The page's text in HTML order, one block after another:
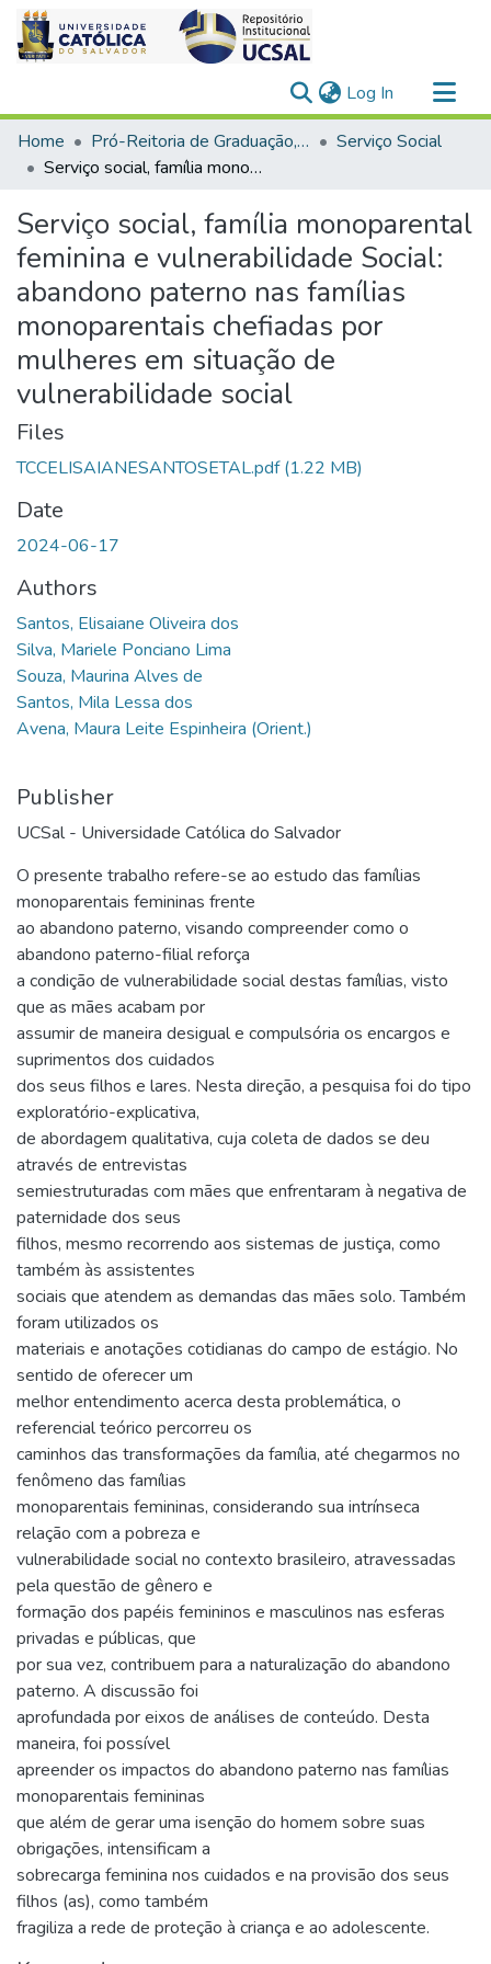
Log In (current)
Communities & Collections
All of DSpace
Home Pró-Reitoria de Graduação, Extensão e Ação Comunitária > Ciências Humanas
Serviço Social
Serviço social, família monoparental feminina e vulnerabilidade Social: abandono paterno nas famílias monoparentais chefiadas por mulheres em situação de vulnerabilidade social
Serviço social, família monoparental
feminina e vulnerabilidade Social:
abandono paterno nas famílias
monoparentais chefiadas por
mulheres em situação de
vulnerabilidade social
Files
TCCELISAIANESANTOSETAL.pdf(1.22 MB)
Date
2024-06-17
Authors
Santos, Elisaiane Oliveira dos
Silva, Mariele Ponciano Lima
Souza, Maurina Alves de
Santos, Mila Lessa dos
Avena, Maura Leite Espinheira (Orient.)
Publisher
UCSal - Universidade Católica do Salvador
O presente trabalho refere-se ao estudo das famílias
monoparentais femininas frente
ao abandono paterno, visando compreender como o
abandono paterno-filial reforça
a condição de vulnerabilidade social destas famílias, visto
que as mães acabam por
assumir de maneira desigual e compulsória os encargos e
suprimentos dos cuidados
dos seus filhos e lares. Nesta direção, a pesquisa foi do tipo
exploratório-explicativa,
de abordagem qualitativa, cuja coleta de dados se deu
através de entrevistas
semiestruturadas com mães que enfrentaram à negativa de
paternidade dos seus
filhos, mesmo recorrendo aos sistemas de justiça, como
também às assistentes
sociais que atendem as demandas das mães solo. Também
foram utilizados os
materiais e anotações cotidianas do campo de estágio. No
sentido de oferecer um
melhor entendimento acerca desta problemática, o
referencial teórico percorreu os
caminhos das transformações da família, até chegarmos no
fenômeno das famílias
monoparentais femininas, considerando sua intrínseca
relação com a pobreza e
vulnerabilidade social no contexto brasileiro, atravessadas
pela questão de gênero e
formação dos papéis femininos e masculinos nas esferas
privadas e públicas, que
por sua vez, contribuem para a naturalização do abandono
paterno. A discussão foi
aprofundada por eixos de análises de conteúdo. Desta
maneira, foi possível
apreender os impactos do abandono paterno nas famílias
monoparentais femininas
que além de gerar uma isenção do homem sobre suas
obrigações, intensificam a
sobrecarga feminina nos cuidados e na provisão dos seus
filhos (as), como também
fragiliza a rede de proteção à criança e ao adolescente.